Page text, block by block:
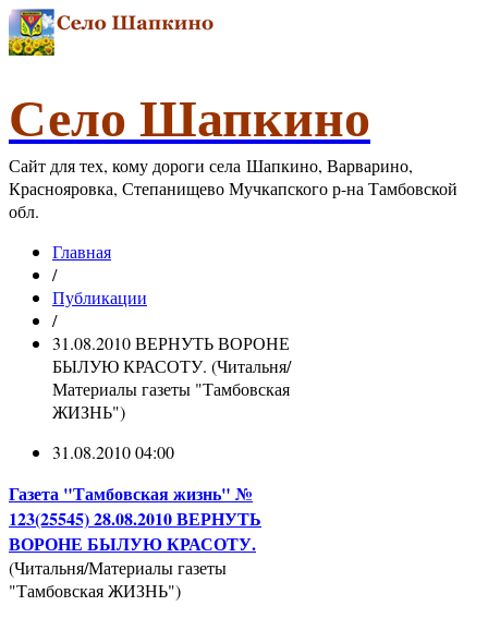
Село Шапкино
Сайт для тех, кому дороги села Шапкино, Варварино,
Краснояровка, Степанищево Мучкапского р-на Тамбовской
обл.
Главная
/
Публикации
/
31.08.2010 ВЕРНУТЬ ВОРОНЕ
БЫЛУЮ КРАСОТУ. (Читальня/
Материалы газеты "Тамбовская
ЖИЗНЬ")
31.08.2010 04:00
Газета "Тамбовская жизнь" №
123(25545) 28.08.2010 ВЕРНУТЬ
ВОРОНЕ БЫЛУЮ КРАСОТУ.
(Читальня/Материалы газеты
"Тамбовская ЖИЗНЬ")